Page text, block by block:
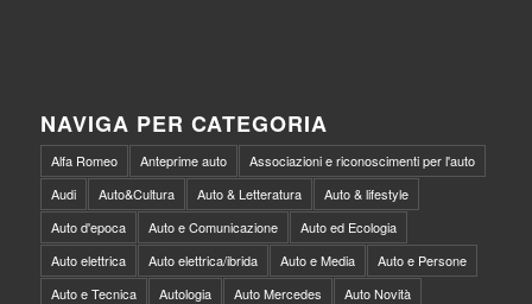
NAVIGA PER CATEGORIA
Alfa Romeo Anteprime auto
Associazioni e riconoscimenti per l'auto
Audi
Auto&Cultura Auto & Letteratura
Auto & lifestyle
Auto d'epoca
Auto e Comunicazione
Auto ed Ecologia
Auto elettrica
Auto elettrica/ibrida Auto e Media
Auto e Persone
Auto e Tecnica
Autologia Auto Mercedes
Auto Novità